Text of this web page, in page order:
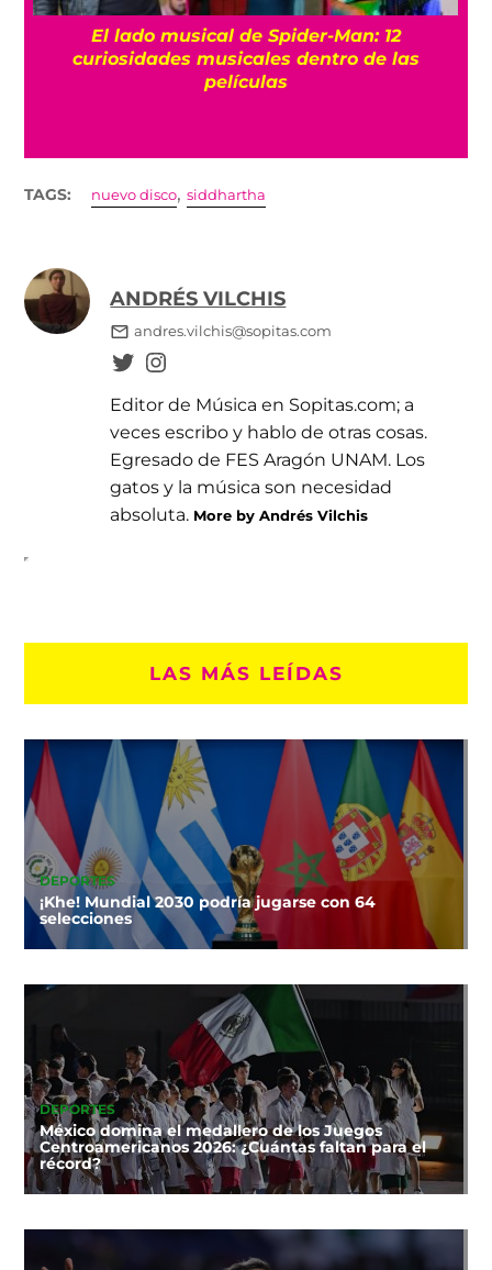
El Estadio GNP Seguros es reconocido como
uno de los mejores recintos en el mundo
TAGS: nuevo disco,siddhartha
ANDRÉS VILCHIS
andres.vilchis@sopitas.com
Editor de Música en Sopitas.com; a
veces escribo y hablo de otras cosas.
Egresado de FES Aragón UNAM. Los
gatos y la música son necesidad
absoluta. More by Andrés Vilchis
LAS MÁS LEÍDAS
DEPORTES
¡Khe! Mundial 2030 podría jugarse con 64
selecciones
DEPORTES
México domina el medallero de los Juegos
Centroamericanos 2026: ¿Cuántas faltan para el
récord?